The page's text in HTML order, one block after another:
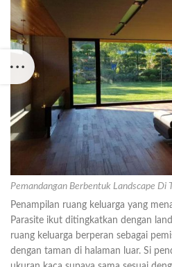
Pemandangan Berbentuk Landscape Di
Penampilan ruang keluarga yang
Parasite ikut ditingkatkan dengan
ruang keluarga berperan sebagai
dengan taman di halaman luar. Si